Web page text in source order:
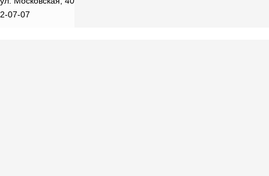
2-07-07